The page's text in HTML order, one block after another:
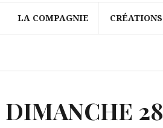
LA COMPAGNIE CRÉATIONS
DIMANCHE 28